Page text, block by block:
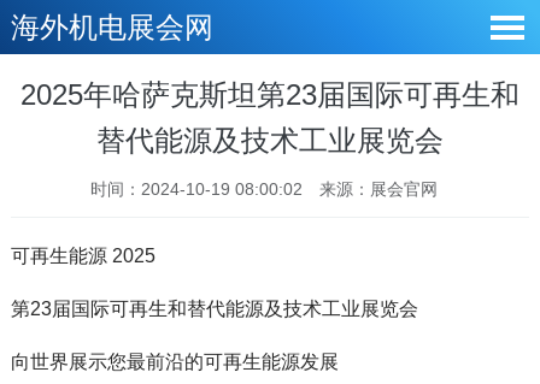
海外机电展会网
2025年哈萨克斯坦第23届国际可再生和
替代能源及技术工业展览会
时间：2024-10-19 08:00:02 来源：展会官网
可再生能源 2025
第23届国际可再生和替代能源及技术工业展览会
向世界展示您最前沿的可再生能源发展